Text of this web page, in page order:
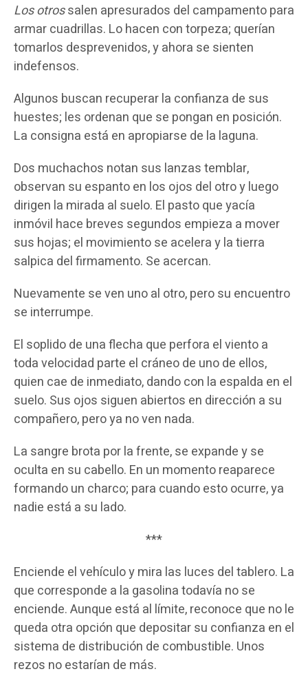
Los otrossalen apresurados del campamento para
armar cuadrillas. Lo hacen con torpeza; querían
tomarlos desprevenidos, y ahora se sienten
indefensos.
Algunos buscan recuperar la confianza de sus
huestes; les ordenan que se pongan en posición.
La consigna está en apropiarse de la laguna.
Dos muchachos notan sus lanzas temblar,
observan su espanto en los ojos del otro y luego
dirigen la mirada al suelo. El pasto que yacía
inmóvil hace breves segundos empieza a mover
sus hojas; el movimiento se acelera y la tierra
salpica del firmamento. Se acercan.
Nuevamente se ven uno al otro, pero su encuentro
se interrumpe.
El soplido de una flecha que perfora el viento a
toda velocidad parte el cráneo de uno de ellos,
quien cae de inmediato, dando con la espalda en el
suelo. Sus ojos siguen abiertos en dirección a su
compañero, pero ya no ven nada.
La sangre brota por la frente, se expande y se
oculta en su cabello. En un momento reaparece
formando un charco; para cuando esto ocurre, ya
nadie está a su lado.
***
Enciende el vehículo y mira las luces del tablero. La
que corresponde a la gasolina todavía no se
enciende. Aunque está al límite, reconoce que no le
queda otra opción que depositar su confianza en el
sistema de distribución de combustible. Unos
rezos no estarían de más.